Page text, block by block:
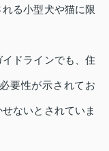
る小型犬や猫に限
ドラインでも、住
要性が示されてお
ないとされていま